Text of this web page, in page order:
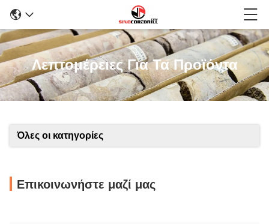
Λεπτομέρειες Για Τα Προϊόντα
Όλες οι κατηγορίες
Επικοινωνήστε μαζί μας